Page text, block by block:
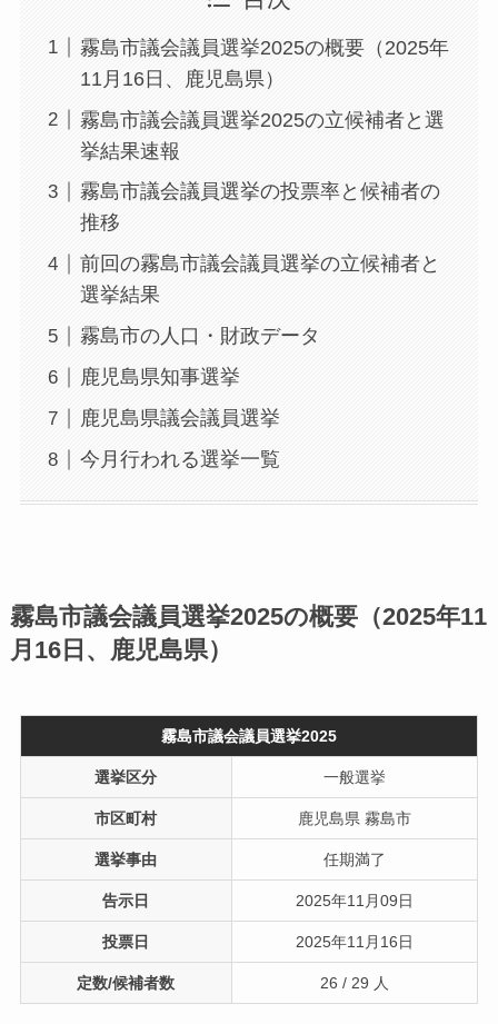
霧島市議会議員選挙2025の概要（2025年
11月16日、鹿児島県）
霧島市議会議員選挙2025の立候補者と選
挙結果速報
霧島市議会議員選挙の投票率と候補者の
推移
前回の霧島市議会議員選挙の立候補者と
選挙結果
霧島市の人口・財政データ
鹿児島県知事選挙
鹿児島県議会議員選挙
今月行われる選挙一覧
霧島市議会議員選挙2025の概要（2025年11
月16日、鹿児島県）
霧島市議会議員選挙2025
選挙区分 一般選挙
市区町村 鹿児島県 霧島市
選挙事由 任期満了
告示日 2025年11月09日
投票日 2025年11月16日
定数/候補者数 26 / 29 人